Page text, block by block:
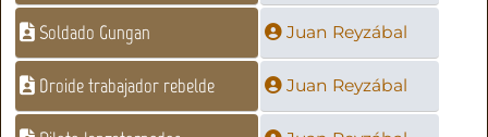
Soldado Gungan Juan Reyzábal
Droide trabajador rebelde Juan Reyzábal